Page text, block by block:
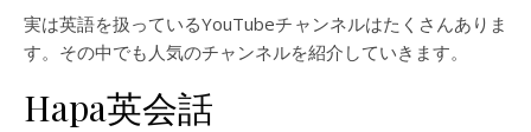
実は英語を扱っているYouTubeチャンネルはたくさんありま
す。その中でも人気のチャンネルを紹介していきます。
Hapa英会話